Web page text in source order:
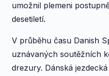
umožnil plemeni
desetiletí.
V průběhu času Danish
uznávaných soutěžních
drezury. Dánská